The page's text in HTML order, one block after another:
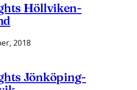
Höllviken-
2018
Jönköping-